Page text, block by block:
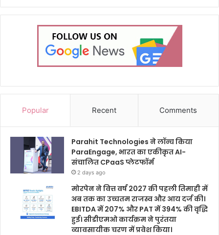
Popular Recent Comments
Parahit Technologies ने लॉन्च किया
ParaEngage, भारत का एकीकृत AI-
संचालित CPaaS प्लेटफॉर्म
2 days ago
मोरपेन ने वित्त वर्ष 2027 की पहली तिमाही में
अब तक का उच्चतम राजस्व और आय दर्ज की।
EBITDA में 207% और PAT में 394% की वृद्धि
हुई। सीडीएमओ कार्यक्रम ने पुरंतया
व्यावसायीक चरण में प्रवेश किया।